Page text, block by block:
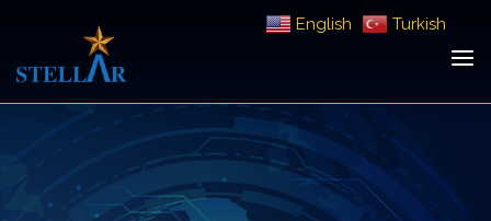
English Turkish